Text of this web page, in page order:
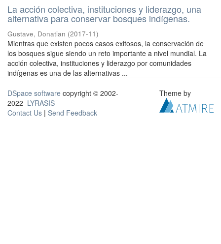
La acción colectiva, instituciones y liderazgo, una
alternativa para conservar bosques indígenas.
Gustave, Donatian (2017-11)
Mientras que existen pocos casos exitosos, la conservación de
los bosques sigue siendo un reto importante a nivel mundial. La
acción colectiva, instituciones y liderazgo por comunidades
indígenas es una de las alternativas ...
DSpace software copyright © 2002-
2022 LYRASIS
Contact Us | Send Feedback
Theme by